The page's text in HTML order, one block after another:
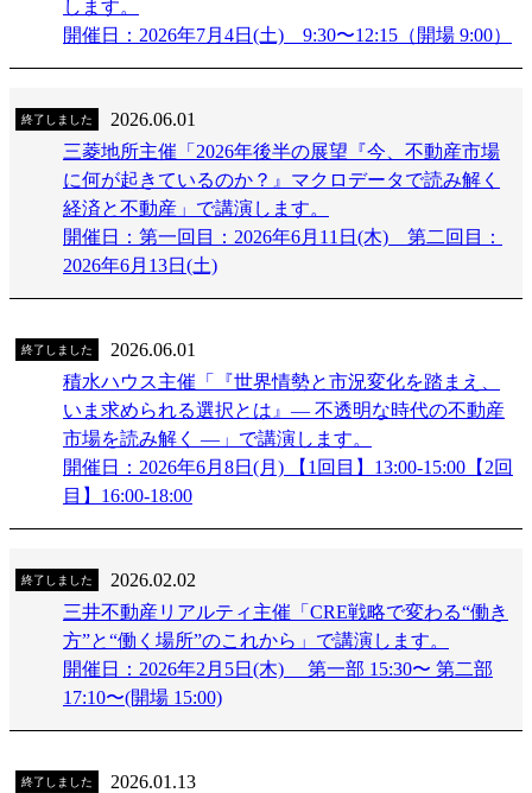
します。
開催日：2026年7月4日(土) 9:30〜12:15（開場 9:00）
終了しました
2026.06.01
三菱地所主催「2026年後半の展望『今、不動産市場
に何が起きているのか？』マクロデータで読み解く
経済と不動産」で講演します。
開催日：第一回目：2026年6月11日(木) 第二回目：
2026年6月13日(土)
終了しました
2026.06.01
積水ハウス主催「『世界情勢と市況変化を踏まえ、
いま求められる選択とは』― 不透明な時代の不動産
市場を読み解く ―」で講演します。
開催日：2026年6月8日(月) 【1回目】13:00-15:00【2回
目】16:00-18:00
終了しました
2026.02.02
三井不動産リアルティ主催「CRE戦略で変わる“働き
方”と“働く場所”のこれから」で講演します。
開催日：2026年2月5日(木) 第一部 15:30〜 第二部
17:10〜(開場 15:00)
終了しました
2026.01.13